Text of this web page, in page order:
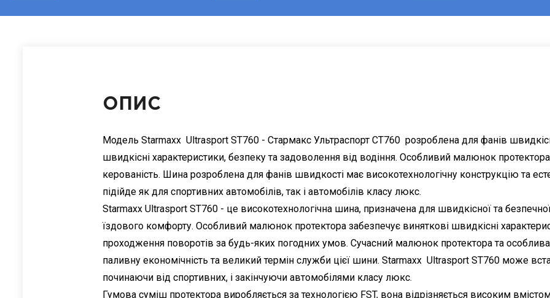
ОПИС
Модель Starmaxx Ultrasport ST760 - Стармакс Ультраспорт СТ760 розроблена для фанів
швидкісні характеристики, безпеку та задоволення від водіння. Особливий малюнок протектора
керованість. Шина розроблена для фанів швидкості має високотехнологічну конструкцію та
підійде як для спортивних автомобілів, так і автомобілів класу люкс.
Starmaxx Ultrasport ST760 - це високотехнологічна шина, призначена для швидкісної та
їздового комфорту. Особливий малюнок протектора забезпечує виняткові швидкісні
проходження поворотів за будь-яких погодних умов. Сучасний малюнок протектора та
паливну економічність та великий термін служби цієї шини. Starmaxx Ultrasport ST760 може
починаючи від спортивних, і закінчуючи автомобілями класу люкс.
Гумова суміш протектора виробляється за технологією FST, вона відрізняється високим